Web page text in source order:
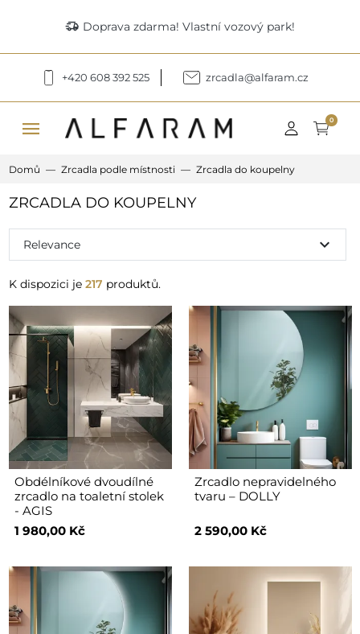
delivery_truck_speed Doprava zdarma! Vlastní vozový park!
+420 608 392 525 zrcadla@alfaram.cz
menu 0
Domů Zrcadla podle místnosti Zrcadla do koupelny
ZRCADLA DO KOUPELNY
K dispozici je 217 produktů.
Relevance expand_more
Obdélníkové dvoudílné
zrcadlo na toaletní stolek
- AGIS
1 980,00 Kč
Zrcadlo nepravidelného
tvaru – DOLLY
2 590,00 Kč